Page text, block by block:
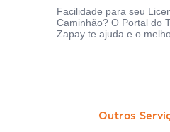
Facilidade para seu
Caminhão? O Portal do
Zapay te ajuda e o
Outros